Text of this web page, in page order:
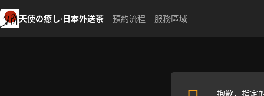
天使の癒し·日本外送茶 預約流程 服務區域
抱歉，指定